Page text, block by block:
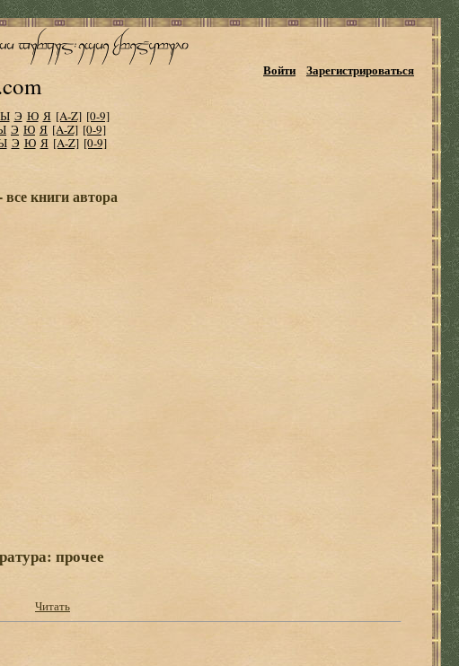
Войти Зарегистрироваться
Ы Э Ю Я [A-Z] [0-9]
Э Ю Я [A-Z] [0-9]
Э Ю Я [A-Z] [0-9]
книги автора
прочее
Читать